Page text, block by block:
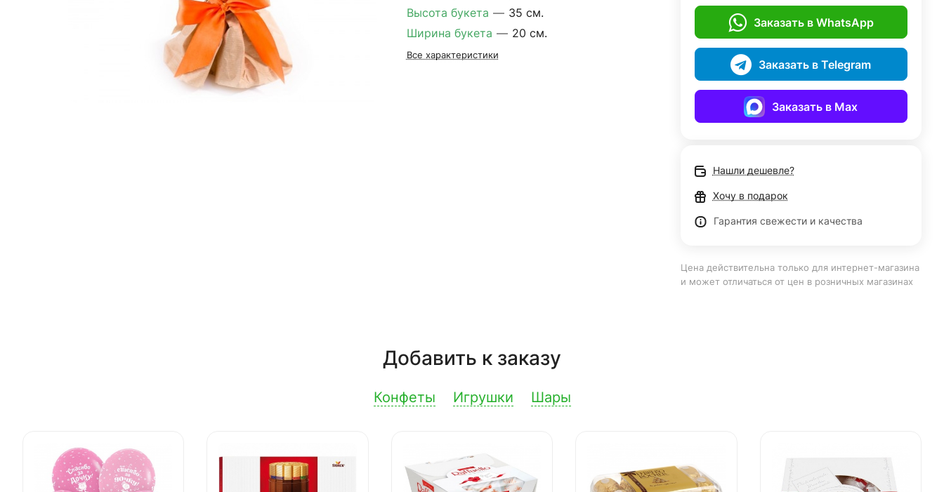
Высота букета — 35 см.
Ширина букета — 20 см.
Все характеристики
Заказать в WhatsApp
Заказать в Telegram
Заказать в Max
Нашли дешевле?
Хочу в подарок
Гарантия свежести и качества
Цена действительна только для интернет-магазина
и может отличаться от цен в розничных магазинах
Добавить к заказу
Конфеты Игрушки Шары